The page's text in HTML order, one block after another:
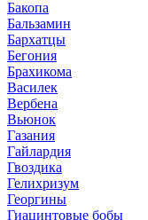
Бакопа
Бальзамин
Бархатцы
Бегония
Брахикома
Василек
Вербена
Вьюнок
Газания
Гайлардия
Гвоздика
Гелихризум
Георгины
Гиацинтовые бобы